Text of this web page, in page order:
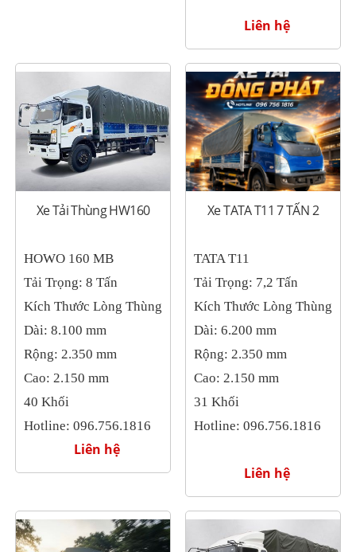
Liên hệ
Xe Tải Thùng HW160
HOWO 160 MB
Tải Trọng: 8 Tấn
Kích Thước Lòng Thùng
Dài: 8.100 mm
Rộng: 2.350 mm
Cao: 2.150 mm
40 Khối
Hotline: 096.756.1816
Liên hệ
Xe TATA T11 7 TẤN 2
TATA T11
Tải Trọng: 7,2 Tấn
Kích Thước Lòng Thùng
Dài: 6.200 mm
Rộng: 2.350 mm
Cao: 2.150 mm
31 Khối
Hotline: 096.756.1816
Liên hệ